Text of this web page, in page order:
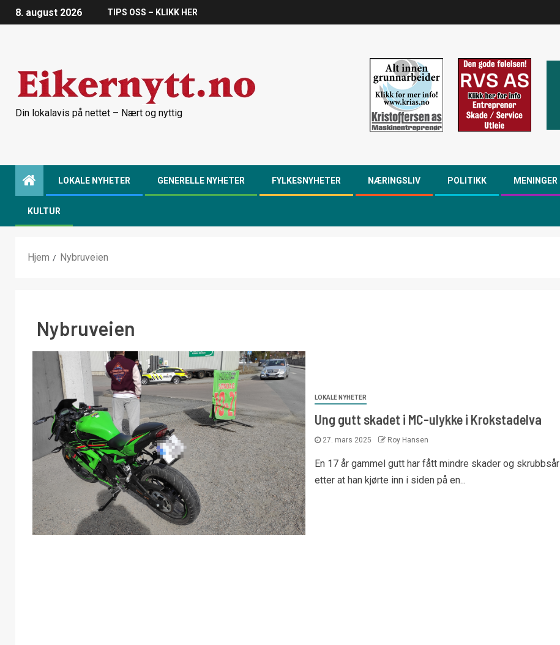
8. august 2026 TIPS OSS – KLIKK HER
Din lokalavis på nettet – Nært og nyttig
LOKALE NYHETER GENERELLE NYHETER FYLKESNYHETER NÆRINGSLIV POLITIKK MENINGER
KULTUR
Hjem Nybruveien
Nybruveien
LOKALE NYHETER
Ung gutt skadet i MC-ulykke i Krokstadelva
27. mars 2025 Roy Hansen
En 17 år gammel gutt har fått mindre skader og skrubbsår
etter at han kjørte inn i siden på en...